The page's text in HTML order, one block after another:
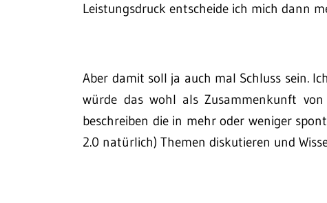
Leistungsdruck entscheide ich mich dann
Aber damit soll ja auch mal Schluss sein.
würde das wohl als Zusammenkunft von
beschreiben die in mehr oder weniger
2.0 natürlich) Themen diskutieren und